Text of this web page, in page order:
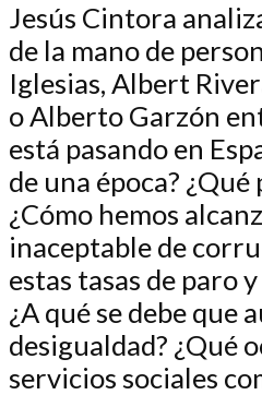
Jesús Cintora
de la mano de
Iglesias, Albert
o Alberto Garzón
está pasando en
de una época?
¿Cómo hemos
inaceptable de
estas tasas de paro
¿A qué se debe que
desigualdad? ¿Qué
servicios sociales